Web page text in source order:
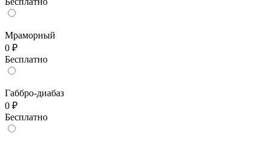
Мраморный
0 ₽
Бесплатно
Габбро-диабаз
0 ₽
Бесплатно